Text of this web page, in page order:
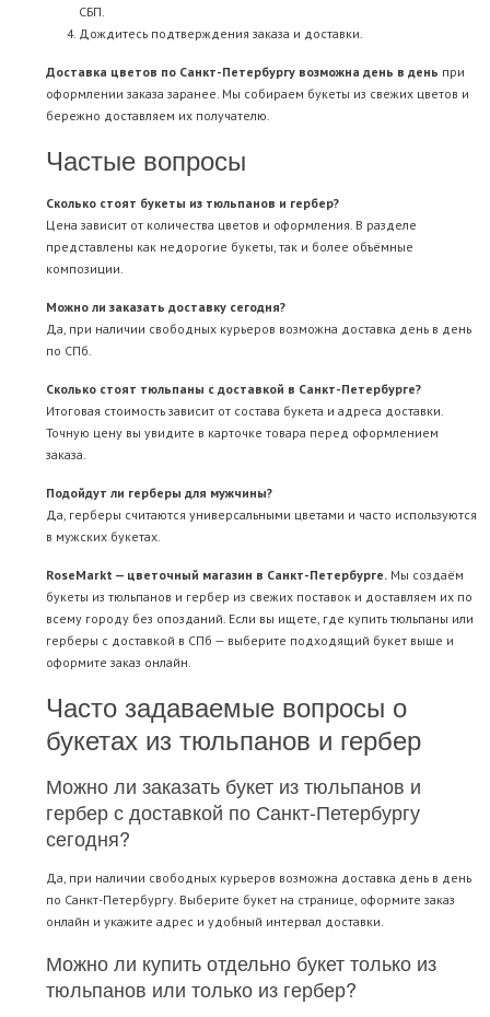
СБП.
Дождитесь подтверждения заказа и доставки.
Доставка цветов по Санкт-Петербургу возможна день в день при
оформлении заказа заранее. Мы собираем букеты из свежих цветов и
бережно доставляем их получателю.
Частые вопросы
Сколько стоят букеты из тюльпанов и гербер?
Цена зависит от количества цветов и оформления. В разделе
представлены как недорогие букеты, так и более объёмные
композиции.
Можно ли заказать доставку сегодня?
Да, при наличии свободных курьеров возможна доставка день в день
по СПб.
Сколько стоят тюльпаны с доставкой в Санкт-Петербурге?
Итоговая стоимость зависит от состава букета и адреса доставки.
Точную цену вы увидите в карточке товара перед оформлением
заказа.
Подойдут ли герберы для мужчины?
Да, герберы считаются универсальными цветами и часто используются
в мужских букетах.
RoseMarkt — цветочный магазин в Санкт-Петербурге. Мы создаём
букеты из тюльпанов и гербер из свежих поставок и доставляем их по
всему городу без опозданий. Если вы ищете, где купить тюльпаны или
герберы с доставкой в СПб — выберите подходящий букет выше и
оформите заказ онлайн.
Часто задаваемые вопросы о
букетах из тюльпанов и гербер
Можно ли заказать букет из тюльпанов и
гербер с доставкой по Санкт-Петербургу
сегодня?
Да, при наличии свободных курьеров возможна доставка день в день
по Санкт-Петербургу. Выберите букет на странице, оформите заказ
онлайн и укажите адрес и удобный интервал доставки.
Можно ли купить отдельно букет только из
тюльпанов или только из гербер?